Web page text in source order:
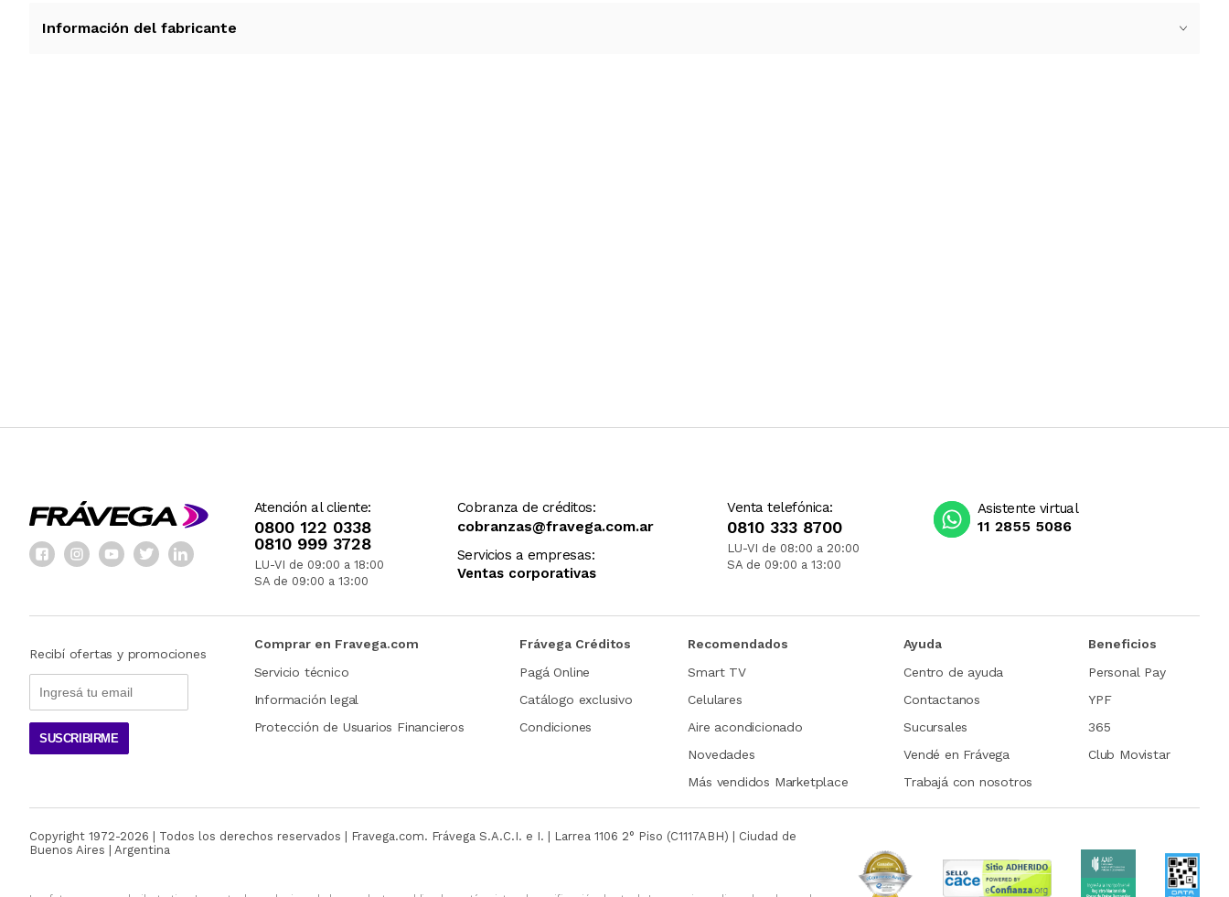
Información del fabricante
Atención al cliente:
0800 122 0338
0810 999 3728
LU-VI de 09:00 a 18:00
SA de 09:00 a 13:00
Cobranza de créditos:
cobranzas@fravega.com.ar
Servicios a empresas:
Ventas corporativas
Venta telefónica:
0810 333 8700
LU-VI de 08:00 a 20:00
SA de 09:00 a 13:00
Asistente virtual
11 2855 5086
Recibí ofertas y promociones
SUSCRIBIRME
Comprar en Fravega.com
Servicio técnico
Información legal
Protección de Usuarios Financieros
Frávega Créditos
Pagá Online
Catálogo exclusivo
Condiciones
Recomendados
Smart TV
Celulares
Aire acondicionado
Novedades
Más vendidos Marketplace
Ayuda
Centro de ayuda
Contactanos
Sucursales
Vendé en Frávega
Trabajá con nosotros
Beneficios
Personal Pay
YPF
365
Club Movistar
Copyright 1972-2026 | Todos los derechos reservados | Fravega.com. Frávega S.A.C.I. e I. | Larrea 1106 2° Piso (C1117ABH) | Ciudad de
Buenos Aires | Argentina